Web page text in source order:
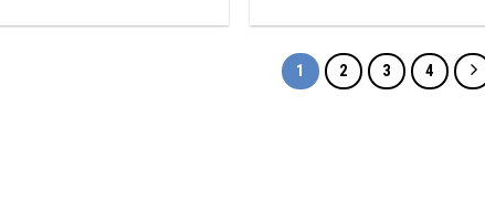
1 2 3 4